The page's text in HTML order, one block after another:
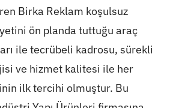
Birka Reklam koşulsuz
ön planda tuttuğu araç
ile tecrübeli kadrosu, sürekli
ve hizmet kalitesi ile her
ilk tercihi olmuştur. Bu